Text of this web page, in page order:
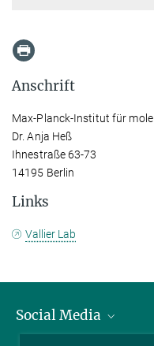
Anschrift
Max-Planck-Institut für
Dr. Anja Heß
Ihnestraße 63-73
14195 Berlin
Links
Vallier Lab
Social Media